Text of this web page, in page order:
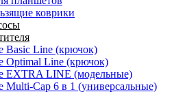
коврики
Basic Line (крючок)
Optimal Line (крючок)
EXTRA LINE (модельные)
Multi-Cap 6 в 1 (универсальные)